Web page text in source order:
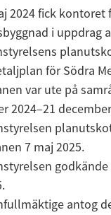
2024 fick kontoret
i uppdrag
för Södra
var ute på
2024–21
7 maj 2025.
antog